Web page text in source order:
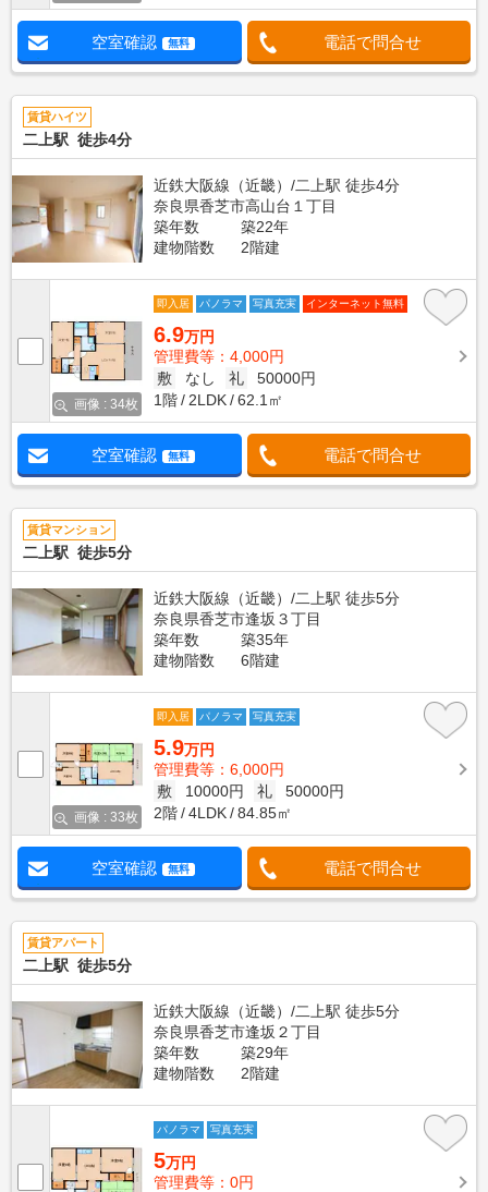
空室確認 無料 電話で問合せ
賃貸ハイツ
二上駅 徒歩4分
近鉄大阪線（近畿）/二上駅 徒歩4分
奈良県香芝市高山台１丁目
築年数
築22年
建物階数
2階建
画像 : 34枚
即入居 パノラマ 写真充実 インターネット無料
6.9万円
管理費等：4,000円
敷
なし 礼
50000円
1階
2LDK 62.1㎡
空室確認 無料 電話で問合せ
賃貸マンション
二上駅 徒歩5分
近鉄大阪線（近畿）/二上駅 徒歩5分
奈良県香芝市逢坂３丁目
築年数
築35年
建物階数
6階建
画像 : 33枚
即入居 パノラマ 写真充実
5.9万円
管理費等：6,000円
敷
10000円 礼
50000円
2階
4LDK 84.85㎡
空室確認 無料 電話で問合せ
賃貸アパート
二上駅 徒歩5分
近鉄大阪線（近畿）/二上駅 徒歩5分
奈良県香芝市逢坂２丁目
築年数
築29年
建物階数
2階建
パノラマ 写真充実
5万円
管理費等：0円